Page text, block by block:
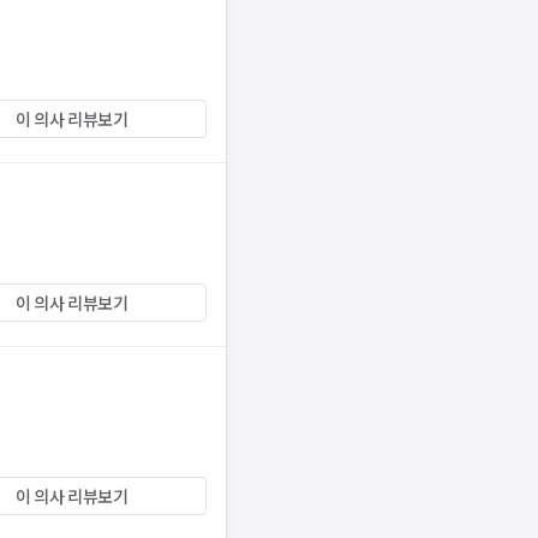
이 의사 리뷰보기
이 의사 리뷰보기
이 의사 리뷰보기